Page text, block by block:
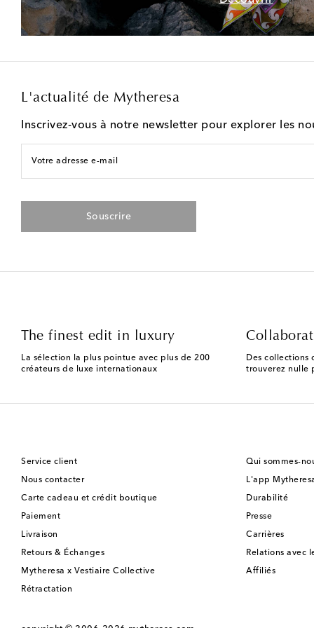
L'actualité de Mytheresa
Inscrivez-vous à notre newsletter pour explorer les
Votre adresse e-mail
Souscrire
The finest edit in luxury
La sélection la plus pointue avec plus de 200
créateurs de luxe internationaux
Des collections
trouverez nulle
Service client
Nous contacter
Carte cadeau et crédit boutique
Paiement
Livraison
Retours & Échanges
Mytheresa x Vestiaire Collective
Rétractation
Qui sommes-
L'app
Durabilité
Presse
Carrières
Relations avec
Affiliés